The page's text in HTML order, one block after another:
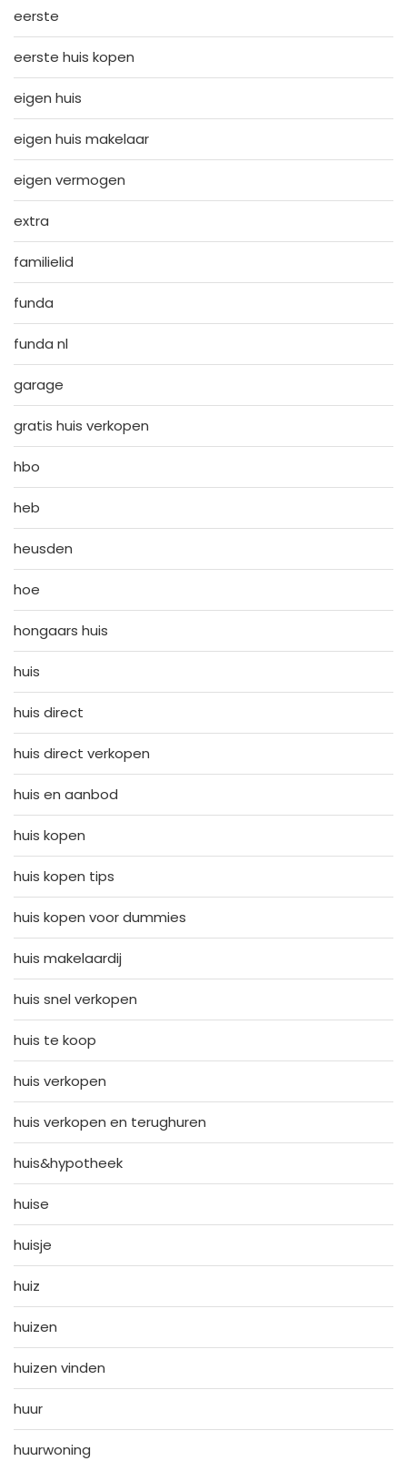
eerste
eerste huis kopen
eigen huis
eigen huis makelaar
eigen vermogen
extra
familielid
funda
funda nl
garage
gratis huis verkopen
hbo
heb
heusden
hoe
hongaars huis
huis
huis direct
huis direct verkopen
huis en aanbod
huis kopen
huis kopen tips
huis kopen voor dummies
huis makelaardij
huis snel verkopen
huis te koop
huis verkopen
huis verkopen en terughuren
huis&hypotheek
huise
huisje
huiz
huizen
huizen vinden
huur
huurwoning